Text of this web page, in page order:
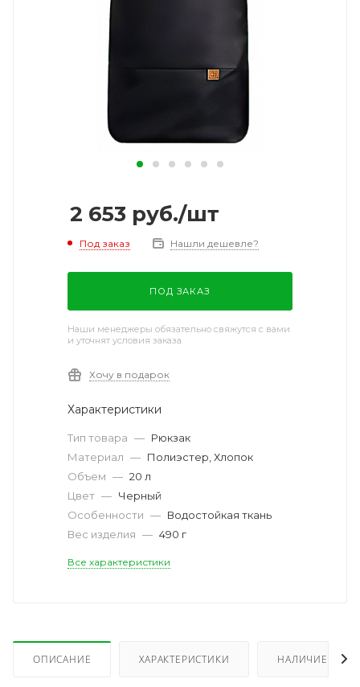
2 653 руб./шт
Под заказ Нашли дешевле?
ПОД ЗАКАЗ
Наши менеджеры обязательно свяжутся с вами
и уточнят условия заказа
Хочу в подарок
Характеристики
Тип товара — Рюкзак
Материал — Полиэстер, Хлопок
Объем — 20 л
Цвет — Черный
Особенности — Водостойкая ткань
Вес изделия — 490 г
Все характеристики
ОПИСАНИЕ ХАРАКТЕРИСТИКИ НАЛИЧИЕ